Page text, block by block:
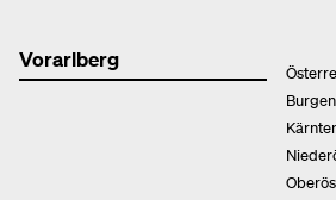
Vorarlberg